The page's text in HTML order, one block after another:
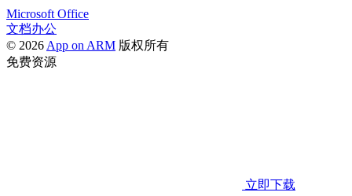
Microsoft Office
文档办公
© 2026 App on ARM 版权所有
免费资源
立即下载